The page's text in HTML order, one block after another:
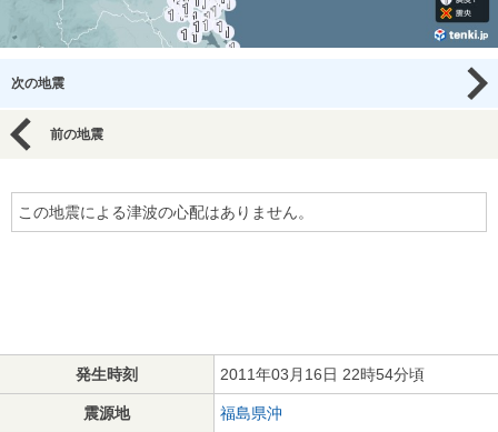
次の地震
前の地震
この地震による津波の心配はありません。
発生時刻 2011年03月16日 22時54分頃
震源地 福島県沖